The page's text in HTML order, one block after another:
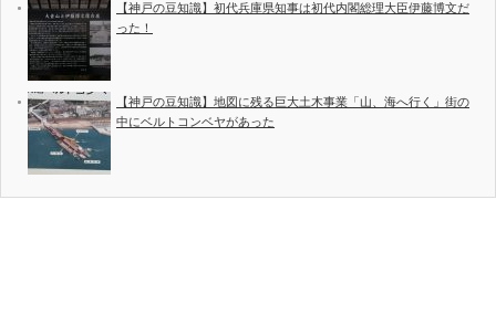
【神戸の豆知識】初代兵庫県知事は初代内閣総理大臣伊藤博文だ
った！
【神戸の豆知識】地図に残る巨大土木事業「山、海へ行く」街の
中にベルトコンベヤがあった